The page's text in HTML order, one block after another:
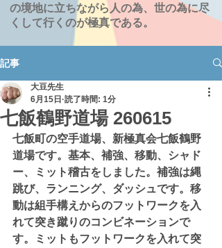
の境地に立ちながら人の為、世の為に尽
くして行くのが極真である。
記事
七飯鶴野道場 260615
大豆先生
6月15日 読了時間: 1分
七飯町の空手道場、新極真会七飯鶴野
道場です。基本、補強、移動、シャド
ー、ミット稽古をしました。補強は縄
跳び、ランニング、ダッシュです。移
動は組手構えからのフットワークを入
れて突き蹴りのコンビネーションで
す。ミットもフットワークを入れて突